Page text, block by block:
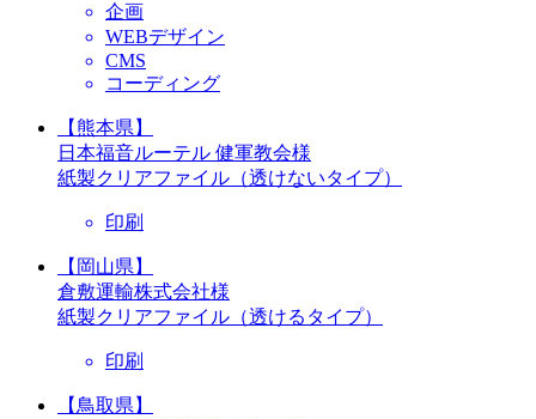
企画
WEBデザイン
CMS
コーディング
【熊本県】
日本福音ルーテル 健軍教会様
紙製クリアファイル（透けないタイプ）
印刷
【岡山県】
倉敷運輸株式会社様
紙製クリアファイル（透けるタイプ）
印刷
【鳥取県】